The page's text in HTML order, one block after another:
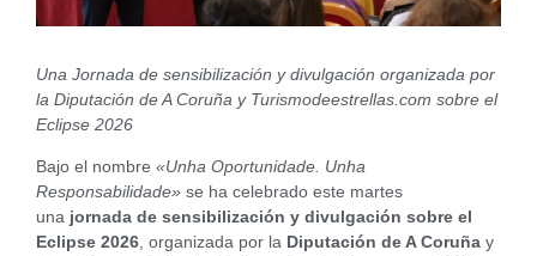
Una Jornada de sensibilización y divulgación organizada por
la Diputación de A Coruña y Turismodeestrellas.com sobre el
Eclipse 2026
Bajo el nombre «Unha Oportunidade. Unha
Responsabilidade» se ha celebrado este martes
una jornada de sensibilización y divulgación sobre el
Eclipse 2026 , organizada por la Diputación de A Coruña y